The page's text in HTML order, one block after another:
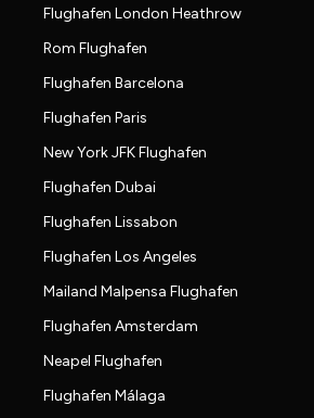
Flughafen London Heathrow
Rom Flughafen
Flughafen Barcelona
Flughafen Paris
New York JFK Flughafen
Flughafen Dubai
Flughafen Lissabon
Flughafen Los Angeles
Mailand Malpensa Flughafen
Flughafen Amsterdam
Neapel Flughafen
Flughafen Málaga